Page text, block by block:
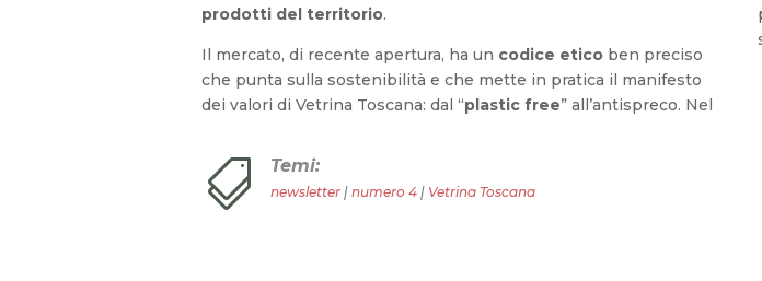
prodotti del territorio.
Il mercato, di recente apertura, ha un codice etico ben preciso
che punta sulla sostenibilità e che mette in pratica il manifesto
dei valori di Vetrina Toscana: dal “plastic free” all’antispreco. Nel
 Temi:
newsletter |numero 4 | Vetrina Toscana